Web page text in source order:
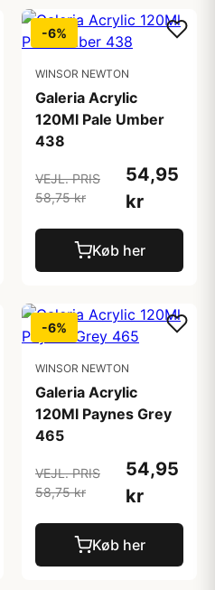
-6%
WINSOR NEWTON
Galeria Acrylic
120Ml Pale Umber
438
VEJL. PRIS
58,75 kr
54,95
kr
Køb her
-6%
WINSOR NEWTON
Galeria Acrylic
120Ml Paynes Grey
465
VEJL. PRIS
58,75 kr
54,95
kr
Køb her